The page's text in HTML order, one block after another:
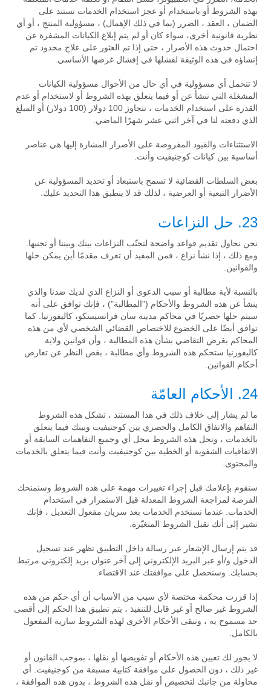
بهذه الشروط أو باستخدام أو عجز استخدام الخدمات تستند على
الضمان ، العقد ، الضرر (بما في ذلك الإهمال) ، مسؤولية المنتج ، أو أي
نظرية قانونية أخرى، سواء كان أو لم يتم إبلاغ الكيانات المشفرة عن
احتمال حدوث هذه الأضرار ، حتى إذا تم العثور على علاج محدود تم
إنشاؤه في هذه الوثيقة لفشلها في إفشال غرضها الأساسي.
لا تتحمل أي مسؤولية في أي حال من الأحوال مسؤولية الكيانات
المشغلة التي تنشأ عن أو فيما يتعلق بهذه الشروط أو لاستخدام أو عدم
القدرة على استخدام الخدمات ، تتجاوز 100 دولار (100 دولار) أو المبلغ
الذي دفعته لنا في آخر اثني عشر شهرًا الماضي.
الاستثناءات والقيود المفروضة على الأضرار المشارة إليها هي عناصر
أساسية بين كيانات كوجنيفيت وأنت.
بعض السلطات القضائية لا تسمح باستبعاد أو تحديد المسؤولية عن
الأضرار التبعية أو العرضية ، لذلك قد لا ينطبق هذا التحديد عليك.
23. حل النزاعات
نحن نحاول تقديم قواعد واضحة لتجنّب النزاعات بينك وبيننا أو تجنبها.
ومع ذلك ، إذا نشأ نزاع ، فمن المفيد أن تعرف مقدمًا أين يمكن حلها
والقوانين.
بالنسبة لأية مطالبة أو سبب الدعوى أو النزاع الذي لديك ضدنا والذي
ينشأ عن هذه الشروط والأحكام ("المطالبة") ، فإنك توافق على أنه
سيتم حلها حصريًا في محاكم مدينة سان فرانسيسكو، كاليفورنيا. كما
توافق أيضًا على الخضوع للاختصاص القضائي الشخصي لأي من هذه
المحاكم بغرض التقاضي بشأن هذه المطالبة ، وأن قوانين ولاية
كاليفورنيا ستحكم هذه الشروط وأي مطالبة ، بغض النظر عن تعارض
أحكام القوانين.
24. الأحكام العامّة
ما لم يشار إلى خلاف ذلك في هذا المستند ، تشكل هذه الشروط
التفاهم والاتفاق الكامل والحصري بين كوجنيفيت وبينك فيما يتعلق
بالخدمات ، وتحل هذه الشروط محل أي وجميع التفاهمات السابقة أو
الاتفاقيات الشفوية أو الخطية بين كوجنيفيت وأنت فيما يتعلق بالخدمات
والمحتوى.
سنقوم بإعلامك قبل إجراء تغييرات مهمة على هذه الشروط وسنمنحك
الفرصة لمراجعة الشروط المعدلة قبل الاستمرار في استخدام
الخدمات. عندما تستخدم الخدمات بعد سريان مفعول التعديل ، فإنك
تشير إلى أنك تقبل الشروط المتغيّرة.
قد يتم إرسال الإشعار عبر رسالة داخل التطبيق تظهر عند تسجيل
الدخول و/أو عبر البريد الإلكتروني إلى آخر عنوان بريد إلكتروني مرتبط
بحسابك. وسنحصل على موافقتك عند الاقتضاء.
إذا قررت محكمة مختصة لأي سبب من الأسباب أن أي حكم من هذه
الشروط غير صالح أو غير قابل للتنفيذ ، يتم تطبيق هذا الحكم إلى أقصى
حد مسموح به ، وتبقى الأحكام الأخرى لهذه الشروط سارية المفعول
بالكامل.
لا يجوز لك تعيين هذه الأحكام أو تفويضها أو نقلها ، بموجب القانون أو
غير ذلك ، دون الحصول على موافقة كتابية مسبقة من كوجنيفيت. أي
محاولة من جانبك لتخصيص أو نقل هذه الشروط ، بدون هذه الموافقة ،